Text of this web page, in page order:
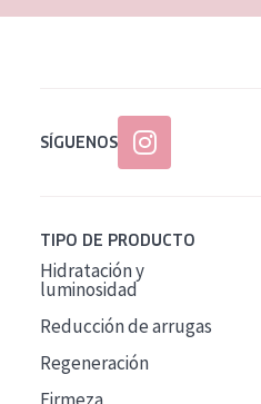
Todas las edades
SÍGUENOS
TIPO DE PRODUCTO
Hidratación y
luminosidad
Reducción de arrugas
Regeneración